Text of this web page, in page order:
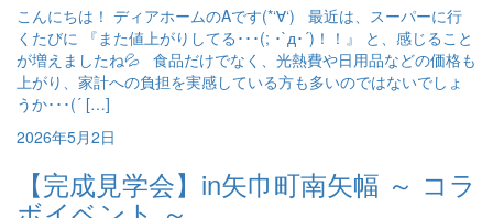
こんにちは！ ディアホームのAです(*‘∀‘) 最近は、スーパーに行
くたびに 『また値上がりしてる･･･(; ･`д･´)！！』 と、感じること
が増えましたね💦 食品だけでなく、光熱費や日用品などの価格も
上がり、家計への負担を実感している方も多いのではないでしょ
うか･･･(´ […]
2026年5月2日
【完成見学会】in矢巾町南矢幅 ～ コラ